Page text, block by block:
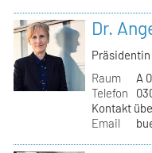
Dr.
Präsidentin
Raum
A
Telefon
Kontakt
Email